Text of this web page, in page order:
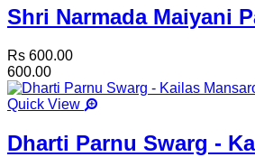
Shri Narmada Maiyani
Rs 600.00
600.00
Quick View
Dharti Parnu Swarg -